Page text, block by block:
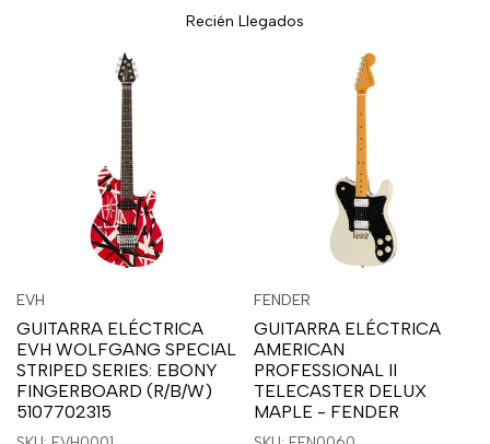
Recién Llegados
sesión
para
usar
la
lista
para
usar
Compare
Proveedor:
EVH
GUITARRA ELÉCTRICA
EVH WOLFGANG SPECIAL
STRIPED SERIES: EBONY
FINGERBOARD (R/B/W)
5107702315
sesión
para
usar
la
lista
sesión
para
usar
Compare
Vista
Proveedor:
FENDER
GUITARRA ELÉCTRICA
AMERICAN
PROFESSIONAL II
TELECASTER DELUX
MAPLE - FENDER